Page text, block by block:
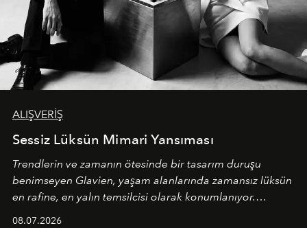
ALIŞVERİŞ
Sessiz Lüksün Mimari Yansıması
Trendlerin ve zamanın ötesinde bir tasarım duruşu
benimseyen Glavien, yaşam alanlarında zamansız lüksün
en rafine, en yalın temsilcisi olarak konumlanıyor.
08.07.2026